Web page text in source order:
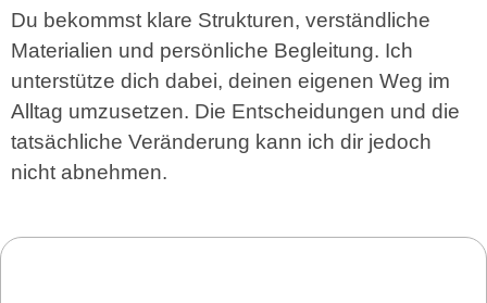
Du bekommst klare Strukturen, verständliche
Materialien und persönliche Begleitung. Ich
unterstütze dich dabei, deinen eigenen Weg im
Alltag umzusetzen. Die Entscheidungen und die
tatsächliche Veränderung kann ich dir jedoch
nicht abnehmen.